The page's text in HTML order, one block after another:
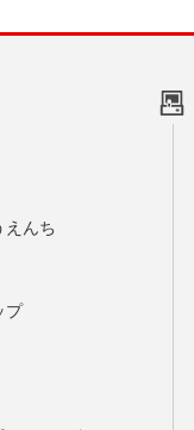
えんち
プ